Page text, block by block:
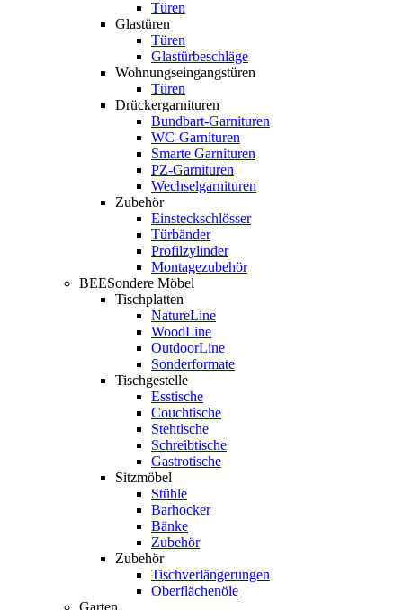
Türen
Glastüren
Türen
Glastürbeschläge
Wohnungseingangstüren
Türen
Drückergarnituren
Bundbart-Garnituren
WC-Garnituren
Smarte Garnituren
PZ-Garnituren
Wechselgarnituren
Zubehör
Einsteckschlösser
Türbänder
Profilzylinder
Montagezubehör
BEESondere Möbel
Tischplatten
NatureLine
WoodLine
OutdoorLine
Sonderformate
Tischgestelle
Esstische
Couchtische
Stehtische
Schreibtische
Gastrotische
Sitzmöbel
Stühle
Barhocker
Bänke
Zubehör
Zubehör
Tischverlängerungen
Oberflächenöle
Garten